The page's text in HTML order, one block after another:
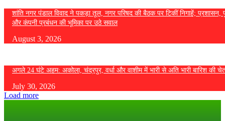
शांति नगर पंडाल विवाद ने पकड़ा तूल, नगर परिषद की बैठक पर टिकीं निगाहें; प्रशासन,
और कंपनी प्रबंधन की भूमिका पर उठे सवाल
August 3, 2026
अगले 24 घंटे अहम: अकोला, चंद्रपुर, वर्धा और वाशीम में भारी से अति भारी बारिश की
July 30, 2026
Load more